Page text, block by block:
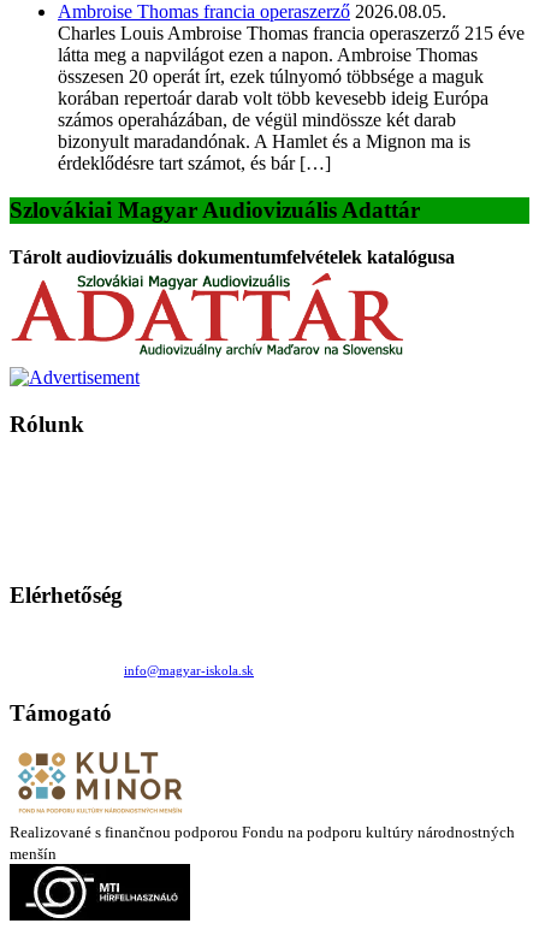
Ambroise Thomas francia operaszerző 2026.08.05.
Charles Louis Ambroise Thomas francia operaszerző 215 éve
látta meg a napvilágot ezen a napon. Ambroise Thomas
összesen 20 operát írt, ezek túlnyomó többsége a maguk
korában repertoár darab volt több kevesebb ideig Európa
számos operaházában, de végül mindössze két darab
bizonyult maradandónak. A Hamlet és a Mignon ma is
érdeklődésre tart számot, és bár […]
Szlovákiai Magyar Audiovizuális Adattár
Tárolt audiovizuális dokumentumfelvételek katalógusa
Rólunk
Elérhetőség
info@magyar-iskola.sk
Támogató
Realizované s finančnou podporou Fondu na podporu kultúry národnostných
menšín